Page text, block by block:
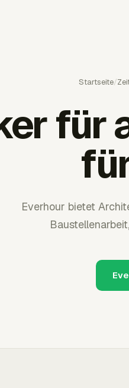
Startseite/
für
Everhour bietet